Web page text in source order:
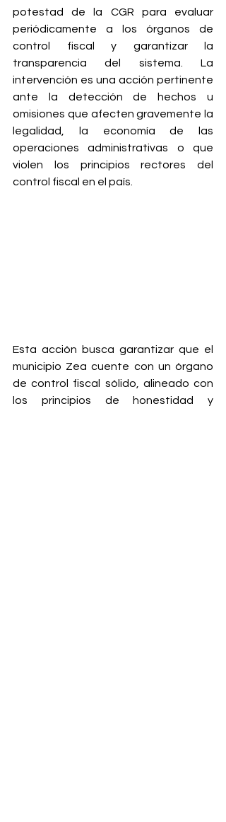
potestad de la CGR para evaluar
periódicamente a los órganos de
control fiscal y garantizar la
transparencia del sistema. La
intervención es una acción pertinente
ante la detección de hechos u
omisiones que afecten gravemente la
legalidad, la economía de las
operaciones administrativas o que
violen los principios rectores del
control fiscal en el país.
Esta acción busca garantizar que el
municipio Zea cuente con un órgano
de control fiscal sólido, alineado con
los principios de honestidad y